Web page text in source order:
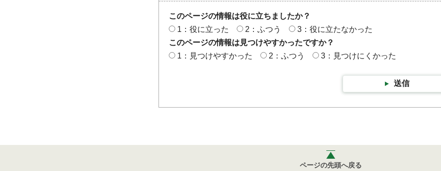
このページの情報は役に立ちましたか？
1：役に立った
2：ふつう
3：役に立たなかった
このページの情報は見つけやすかったですか？
1：見つけやすかった
2：ふつう 3：見つけにくかった
送信
ページの先頭へ戻る